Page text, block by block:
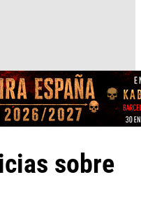
sobre